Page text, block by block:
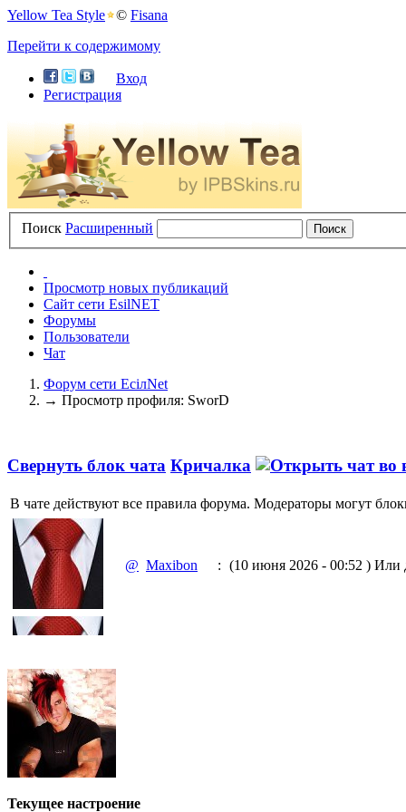
Yellow Tea Style © Fisana
Перейти к содержимому
Вход
Регистрация
Поиск Расширенный
Просмотр новых публикаций
Сайт сети EsilNET
Форумы
Пользователи
Чат
Форум сети EciлNet
→ Просмотр профиля: SworD
Свернуть блок чата Кричалка
В чате действуют все правила форума. Модераторы могут
@ Maxibon : (10 июня 2026 - 00:52 ) Или
Текущее настроение